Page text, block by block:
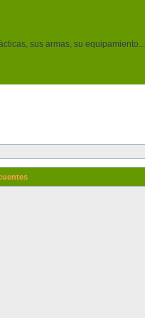
sus armas, su equipamiento...